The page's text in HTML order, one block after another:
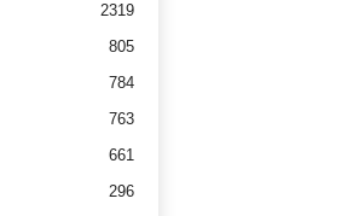
2319
805
784
763
661
296